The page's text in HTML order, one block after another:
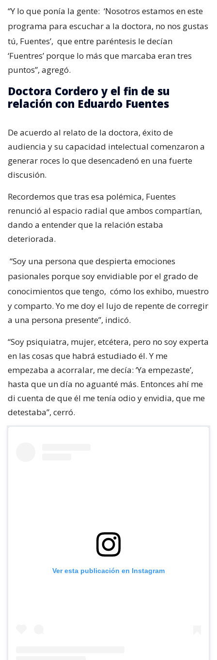
“Y lo que ponía la gente: ‘Nosotros estamos en este
programa para escuchar a la doctora, no nos gustas
tú, Fuentes’, que entre paréntesis le decían
‘Fuentres’ porque lo más que marcaba eran tres
puntos”, agregó.
Doctora Cordero y el fin de su
relación con Eduardo Fuentes
De acuerdo al relato de la doctora, éxito de
audiencia y su capacidad intelectual comenzaron a
generar roces lo que desencadenó en una fuerte
discusión.
Recordemos que tras esa polémica, Fuentes
renunció al espacio radial que ambos compartían,
dando a entender que la relación estaba
deteriorada.
“Soy una persona que despierta emociones
pasionales porque soy envidiable por el grado de
conocimientos que tengo, cómo los exhibo, muestro
y comparto. Yo me doy el lujo de repente de corregir
a una persona presente”, indicó.
“Soy psiquiatra, mujer, etcétera, pero no soy experta
en las cosas que habrá estudiado él. Y me
empezaba a acorralar, me decía: ‘Ya empezaste’,
hasta que un día no aguanté más. Entonces ahí me
di cuenta de que él me tenía odio y envidia, que me
detestaba”, cerró.
Ver esta publicación en Instagram